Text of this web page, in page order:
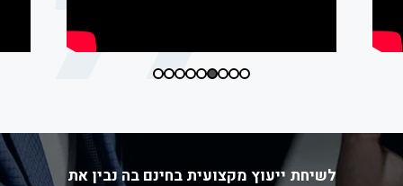
לשיחת ייעוץ מקצועית בחינם בה נבין את